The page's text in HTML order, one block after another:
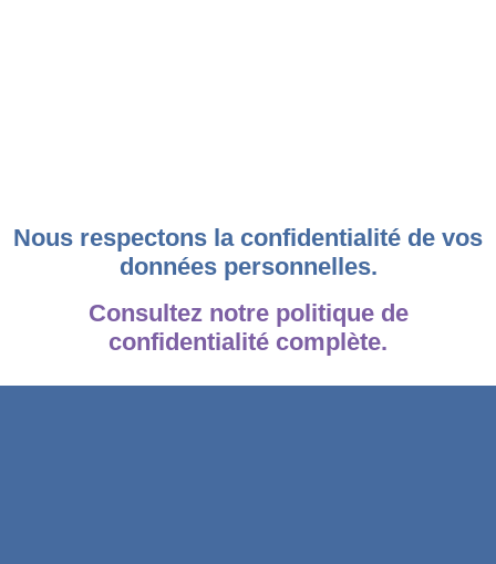
Nous respectons la confidentialité de vos
données personnelles.
Consultez notre politique de
confidentialité complète.